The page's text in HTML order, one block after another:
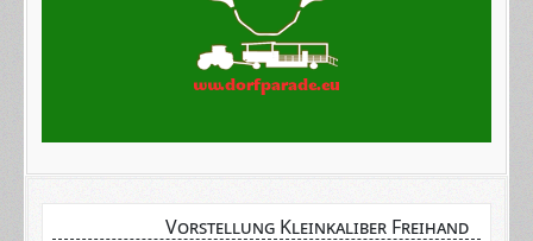
Vorstellung Kleinkaliber Freihand